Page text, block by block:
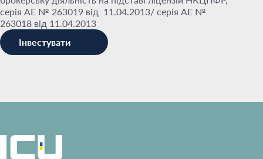
серія АЕ № 263019 від 11.04.2013/ серія АЕ №
263018 від 11.04.2013
Інвестувати